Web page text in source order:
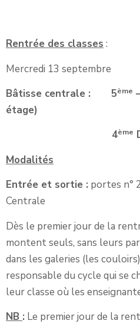
Rentrée des classes :
Mercredi 13 septembre
Bâtisse centrale : 5ème
étage)
4ème
Modalités
Entrée et sortie : portes n°
Centrale
Dès le premier jour de la
montent seuls, sans leurs
dans les galeries (les
responsable du cycle qui se
leur classe où les
NB : Le premier jour de la